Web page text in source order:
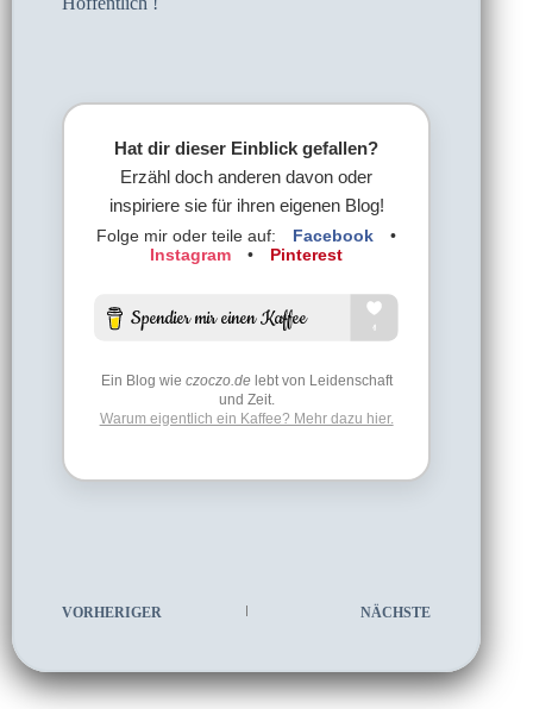
Hat dir dieser Einblick gefallen?
Erzähl doch anderen davon oder
inspiriere sie für ihren eigenen Blog!
Folge mir oder teile auf: Facebook
•
Instagram
• Pinterest
Ein Blog wie czoczo.delebt von Leidenschaft
und Zeit.
Warum eigentlich ein Kaffee? Mehr dazu hier.
VORHERIGER NÄCHSTE